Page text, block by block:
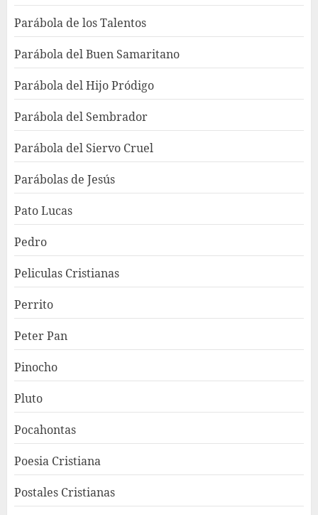
Parábola de los Talentos
Parábola del Buen Samaritano
Parábola del Hijo Pródigo
Parábola del Sembrador
Parábola del Siervo Cruel
Parábolas de Jesús
Pato Lucas
Pedro
Peliculas Cristianas
Perrito
Peter Pan
Pinocho
Pluto
Pocahontas
Poesia Cristiana
Postales Cristianas